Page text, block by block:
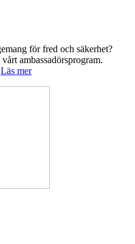
för fred och säkerhet?
ambassadörsprogram.
Läs mer